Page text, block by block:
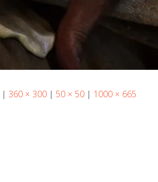
| 360 × 300 | 50 × 50 | 1000 × 665